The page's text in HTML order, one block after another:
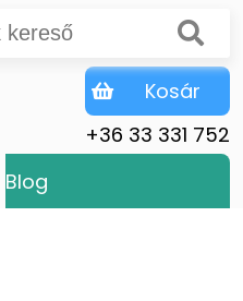
+36 33 331 752
Kosár
Blog